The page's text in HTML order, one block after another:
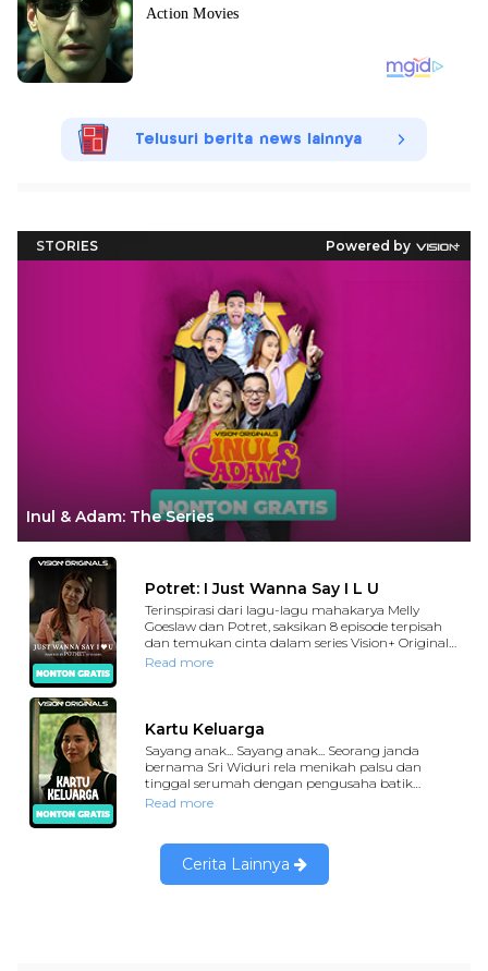
Telusuri berita news lainnya